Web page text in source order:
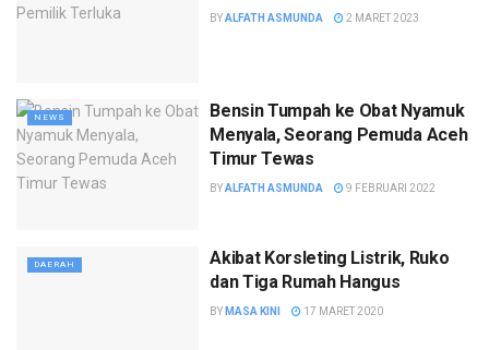
BYALFATH ASMUNDA 2 MARET 2023
NEWS
Bensin Tumpah ke Obat Nyamuk
Menyala, Seorang Pemuda Aceh
Timur Tewas
BYALFATH ASMUNDA 9 FEBRUARI 2022
DAERAH
Akibat Korsleting Listrik, Ruko
dan Tiga Rumah Hangus
BY MASA KINI 17 MARET 2020